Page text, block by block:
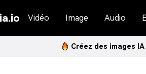
Vidéo Image Audio
Créez des images